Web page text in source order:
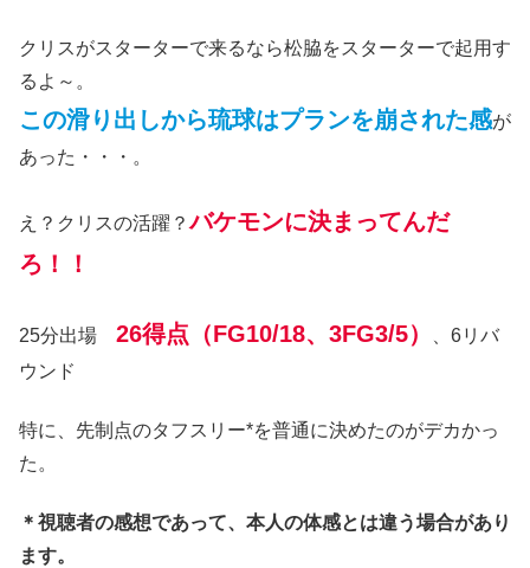
クリスがスターターで来るなら松脇をスターターで起用す
るよ～。
この滑り出しから琉球はプランを崩された感が
あった・・・。
え？クリスの活躍？バケモンに決まってんだ
ろ！！
25分出場 26得点（FG10/18、3FG3/5）
、6リバ
ウンド
特に、先制点のタフスリー*を普通に決めたのがデカかっ
た。
＊視聴者の感想であって、本人の体感とは違う場合があり
ます。